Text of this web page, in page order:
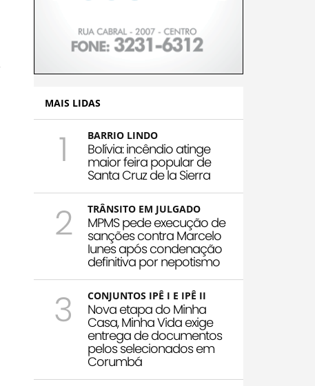
MAIS LIDAS
1 BARRIO LINDO
Bolívia: incêndio atinge
maior feira popular de
Santa Cruz de la Sierra
2 TRÂNSITO EM JULGADO
MPMS pede execução de
sanções contra Marcelo
Iunes após condenação
definitiva por nepotismo
3 CONJUNTOS IPÊ I E IPÊ II
Nova etapa do Minha
Casa, Minha Vida exige
entrega de documentos
pelos selecionados em
Corumbá